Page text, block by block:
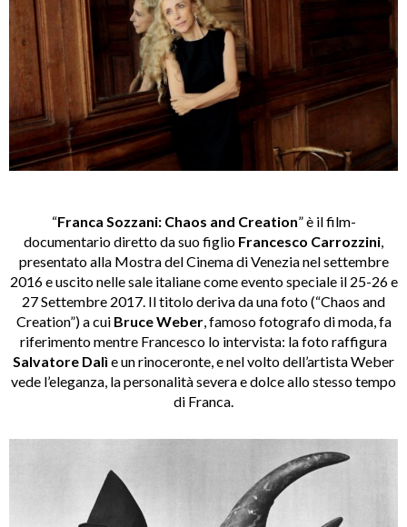
“Franca Sozzani: Chaos and Creation” è il film-
documentario diretto da suo figlio Francesco Carrozzini,
presentato alla Mostra del Cinema di Venezia nel settembre
2016 e uscito nelle sale italiane come evento speciale il 25-26 e
27 Settembre 2017. Il titolo deriva da una foto (“Chaos and
Creation”) a cui Bruce Weber, famoso fotografo di moda, fa
riferimento mentre Francesco lo intervista: la foto raffigura
Salvatore Dalì e un rinoceronte, e nel volto dell’artista Weber
vede l’eleganza, la personalità severa e dolce allo stesso tempo
di Franca.